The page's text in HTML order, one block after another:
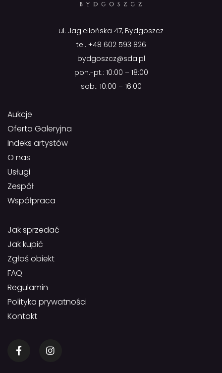
ul. Jagiellońska 47, Bydgoszcz
tel. +48 602 593 826
bydgoszcz@sda.pl
pon.-pt.: 10:00 – 18:00
sob.: 10:00 – 16:00
Aukcje
Oferta Galeryjna
Indeks artystów
O nas
Usługi
Zespół
Współpraca
Jak sprzedać
Jak kupić
Zgłoś obiekt
FAQ
Regulamin
Polityka prywatności
Kontakt